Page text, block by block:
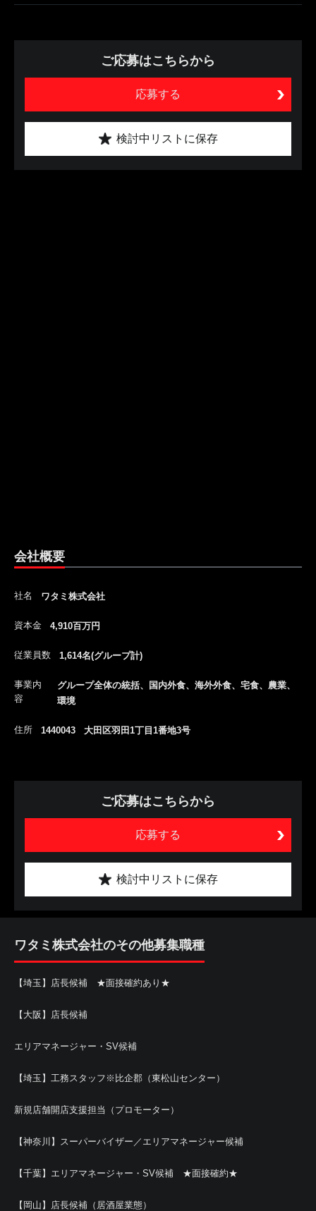
ご応募はこちらから
応募する
検討中リストに保存
会社概要
社名 ワタミ株式会社
資本金 4,910百万円
従業員数 1,614名(グループ計)
事業内
容
グループ全体の統括、国内外食、海外外食、宅食、農業、
環境
住所 1440043 大田区羽田1丁目1番地3号
ご応募はこちらから
応募する
検討中リストに保存
ワタミ株式会社のその他募集職種
【埼玉】店長候補 ★面接確約あり★
【大阪】店長候補
エリアマネージャー・SV候補
【埼玉】工務スタッフ※比企郡（東松山センター）
新規店舗開店支援担当（プロモーター）
【神奈川】スーパーバイザー／エリアマネージャー候補
【千葉】エリアマネージャー・SV候補 ★面接確約★
【岡山】店長候補（居酒屋業態）